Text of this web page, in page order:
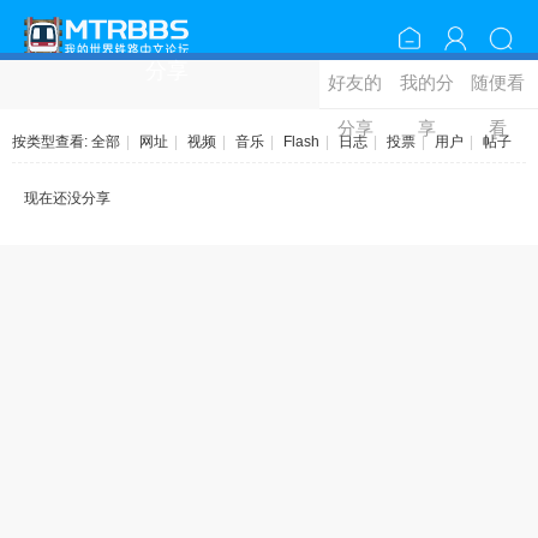
好友的
分享
我的分
享
随便看
看
按类型查看: 全部 网址 视频 音乐 Flash 日志 投票 | 用户 帖子
现在还没分享